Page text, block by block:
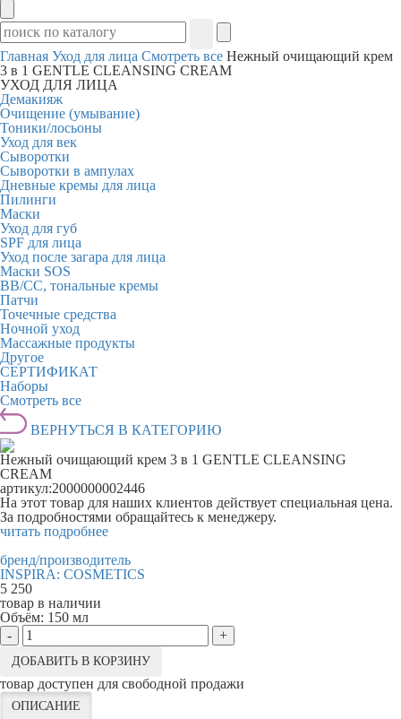
Главная Уход для лица Смотреть все Нежный очищающий крем
3 в 1 GENTLE CLEANSING CREAM
УХОД ДЛЯ ЛИЦА
Демакияж
Очищение (умывание)
Тоники/лосьоны
Уход для век
Сыворотки
Сыворотки в ампулах
Дневные кремы для лица
Пилинги
Маски
Уход для губ
SPF для лица
Уход после загара для лица
Маски SOS
BB/CC, тональные кремы
Патчи
Точечные средства
Ночной уход
Массажные продукты
Другое
СЕРТИФИКАТ
Наборы
Смотреть все
ВЕРНУТЬСЯ В КАТЕГОРИЮ
Нежный очищающий крем 3 в 1 GENTLE CLEANSING
CREAM
артикул:2000000002446
На этот товар для наших клиентов действует специальная цена.
За подробностями обращайтесь к менеджеру.
читать подробнее
бренд/производитель
INSPIRA: COSMETICS
5 250
товар в наличии
Объём: 150 мл
-
+
ДОБАВИТЬ В КОРЗИНУ
товар доступен для свободной продажи
ОПИСАНИЕ